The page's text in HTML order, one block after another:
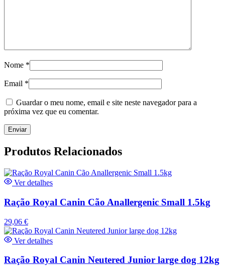
Nome *
Email *
Guardar o meu nome, email e site neste navegador para a
próxima vez que eu comentar.
Produtos Relacionados
Ver detalhes
Ração Royal Canin Cão Anallergenic Small 1.5kg
29,06 €
Ver detalhes
Ração Royal Canin Neutered Junior large dog 12kg